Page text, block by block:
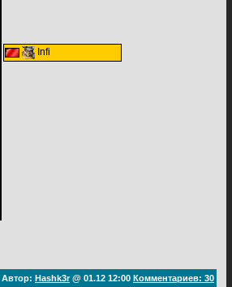
Infi
Автор: Hashk3r@ 01.12 12:00 Комментариев: 30